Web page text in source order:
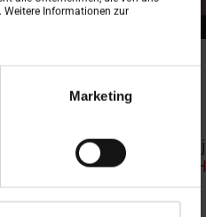
Weitere Informationen zur
Marketing
installatieopties er
adviesgesprek aan.
van Roto bij jou in de buurt.